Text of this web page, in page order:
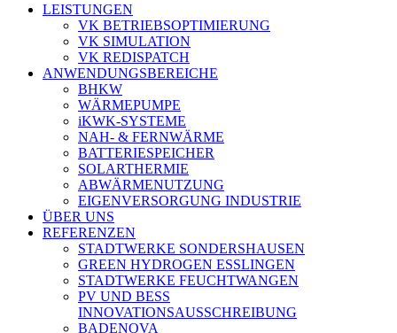
LEISTUNGEN
VK BETRIEBSOPTIMIERUNG
VK SIMULATION
VK REDISPATCH
ANWENDUNGSBEREICHE
BHKW
WÄRMEPUMPE
iKWK-SYSTEME
NAH- & FERNWÄRME
BATTERIESPEICHER
SOLARTHERMIE
ABWÄRMENUTZUNG
EIGENVERSORGUNG INDUSTRIE
ÜBER UNS
REFERENZEN
STADTWERKE SONDERSHAUSEN
GREEN HYDROGEN ESSLINGEN
STADTWERKE FEUCHTWANGEN
PV UND BESS
INNOVATIONSAUSSCHREIBUNG
BADENOVA